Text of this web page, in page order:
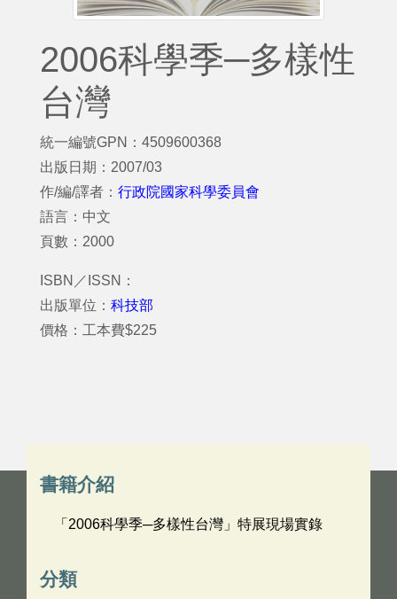
2006科學季─多樣性
台灣
統一編號GPN：4509600368
出版日期：2007/03
作/編/譯者： 行政院國家科學委員會
語言：中文
頁數：2000
ISBN／ISSN：
出版單位： 科技部
價格：工本費$225
書籍介紹
「2006科學季─多樣性台灣」特展現場實錄
分類